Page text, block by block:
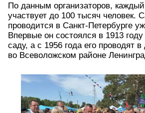
По данным организаторов,
участвует до 100 тысяч человек.
проводится в Санкт-Петербурге
Впервые он состоялся в 1913
саду, а с 1956 года его проводят
во Всеволожском районе